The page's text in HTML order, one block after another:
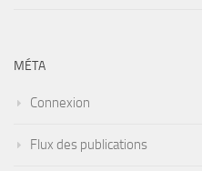
MÉTA
Connexion
Flux des publications